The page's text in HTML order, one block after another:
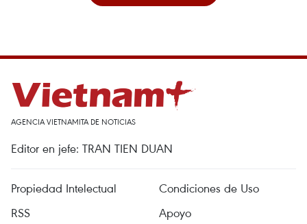
AGENCIA VIETNAMITA DE NOTICIAS
Editor en jefe: TRAN TIEN DUAN
Propiedad Intelectual
Condiciones de Uso
RSS
Apoyo